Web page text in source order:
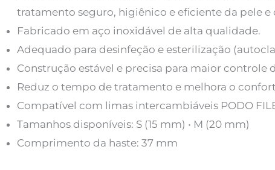
tratamento seguro, higiênico e eficiente da pele e
Fabricado em aço inoxidável de alta qualidade.
Adequado para desinfeção e esterilização
Construção estável e precisa para maior controle
Reduz o tempo de tratamento e melhora o
Compatível com limas intercambiáveis ​​PODO
Tamanhos disponíveis: S (15 mm) • M (20 mm)
Comprimento da haste: 37 mm